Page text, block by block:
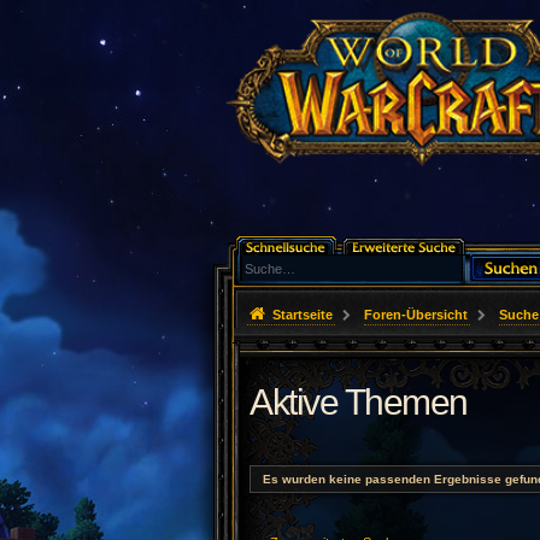
Startseite Foren-Übersicht Suche
Aktive Themen
Es wurden keine passenden Ergebnisse